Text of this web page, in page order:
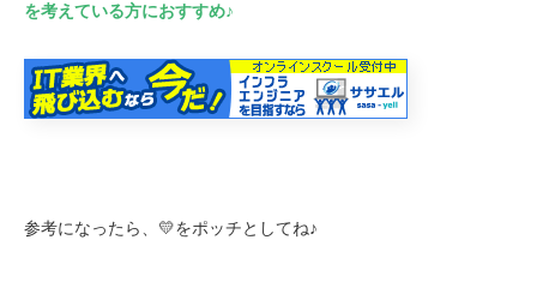
を考えている方におすすめ♪
参考になったら、💛をポッチとしてね♪